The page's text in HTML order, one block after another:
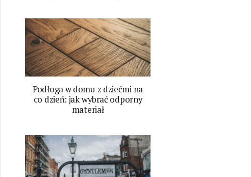
Podłoga w domu z dziećmi na
co dzień: jak wybrać odporny
materiał